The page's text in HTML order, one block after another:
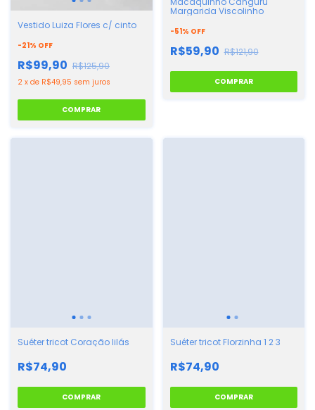
Vestido Luiza Flores c/ cinto
-21% OFF
R$99,90 R$125,90
2 x de R$49,95 sem juros
COMPRAR
Margarida Viscolinho
-51% OFF
R$59,90 R$121,90
COMPRAR
Suéter tricot Coração lilás
R$74,90
COMPRAR
Suéter tricot Florzinha 1 2 3
R$74,90
COMPRAR